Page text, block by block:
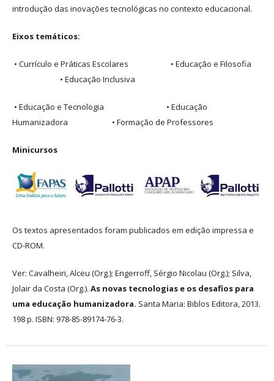
introdução das inovações tecnológicas no contexto educacional.
Eixos temáticos:
• Currículo e Práticas Escolares • Educação e Filosofia
• Educação Inclusiva
• Educação e Tecnologia • Educação
Humanizadora • Formação de Professores
Minicursos
Os textos apresentados foram publicados em edição impressa e
CD-ROM.
Ver: Cavalheiri, Alceu (Org.); Engerroff, Sérgio Nicolau (Org.); Silva,
Jolair da Costa (Org.). As novas tecnologias e os desafios para
uma educação humanizadora. Santa Maria: Biblos Editora, 2013.
198 p. ISBN: 978-85-89174-76-3.